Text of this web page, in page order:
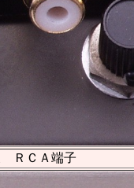
ＲＣＡ端子